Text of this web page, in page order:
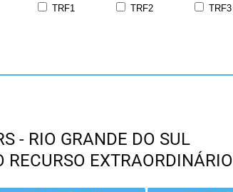
TRF1 TRF2
TRF3
- RIO GRANDE DO SUL
RECURSO EXTRAORDINÁRIO